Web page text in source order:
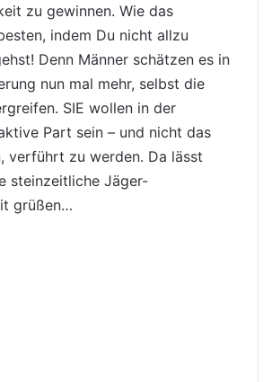
zu gewinnen. Wie das
indem Du nicht allzu
Denn Männer schätzen es in
nun mal mehr, selbst die
SIE wollen in der
Part sein – und nicht das
verführt zu werden. Da lässt
steinzeitliche Jäger-
grüßen…